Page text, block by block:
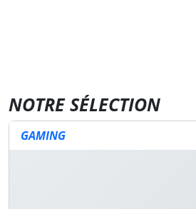
NOTRE SÉLECTION
GAMING